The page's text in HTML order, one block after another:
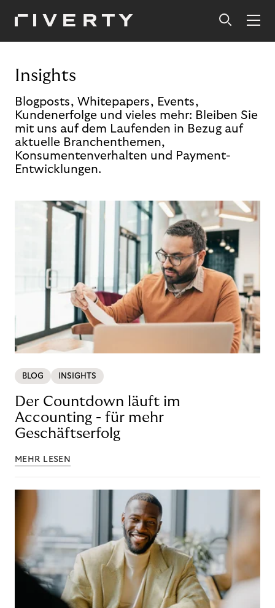
Insights
Blogposts, Whitepapers, Events,
Kundenerfolge und vieles mehr: Bleiben Sie
mit uns auf dem Laufenden in Bezug auf
aktuelle Branchenthemen,
Konsumentenverhalten und Payment-
Entwicklungen.
BLOG INSIGHTS
Der Countdown läuft im
Accounting - für mehr
Geschäftserfolg
MEHR LESEN